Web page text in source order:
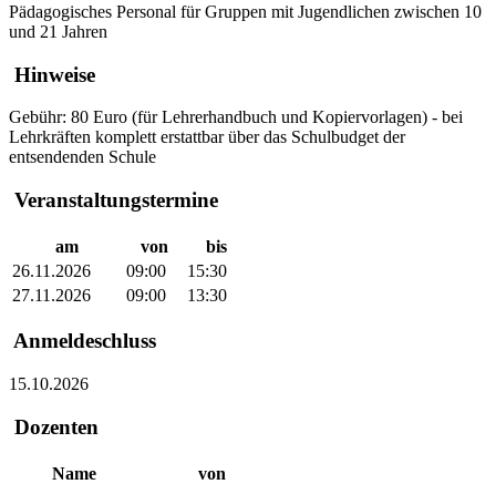
Pädagogisches Personal für Gruppen mit Jugendlichen zwischen 10
und 21 Jahren
Hinweise
Gebühr: 80 Euro (für Lehrerhandbuch und Kopiervorlagen) - bei
Lehrkräften komplett erstattbar über das Schulbudget der
entsendenden Schule
Veranstaltungstermine
am von
bis
26.11.2026
09:00
15:30
27.11.2026
09:00 13:30
Anmeldeschluss
15.10.2026
Dozenten
Name
von